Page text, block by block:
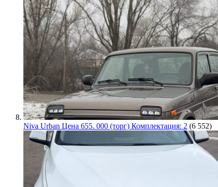
Niva Urban Цена 655. 000 (торг) Комплектация: 2 (6 552)